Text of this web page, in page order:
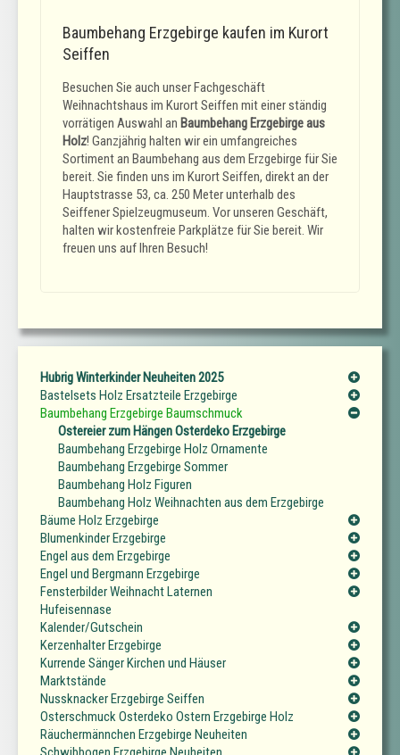
Baumbehang Erzgebirge kaufen im Kurort
Seiffen
Besuchen Sie auch unser Fachgeschäft
Weihnachtshaus im Kurort Seiffen mit einer ständig
vorrätigen Auswahl an Baumbehang Erzgebirge aus
Holz! Ganzjährig halten wir ein umfangreiches
Sortiment an Baumbehang aus dem Erzgebirge für Sie
bereit. Sie finden uns im Kurort Seiffen, direkt an der
Hauptstrasse 53, ca. 250 Meter unterhalb des
Seiffener Spielzeugmuseum. Vor unseren Geschäft,
halten wir kostenfreie Parkplätze für Sie bereit. Wir
freuen uns auf Ihren Besuch!
Hubrig Winterkinder Neuheiten 2025
Bastelsets Holz Ersatzteile Erzgebirge
Baumbehang Erzgebirge Baumschmuck
Ostereier zum Hängen Osterdeko Erzgebirge
Baumbehang Erzgebirge Holz Ornamente
Baumbehang Erzgebirge Sommer
Baumbehang Holz Figuren
Baumbehang Holz Weihnachten aus dem Erzgebirge
Bäume Holz Erzgebirge
Blumenkinder Erzgebirge
Engel aus dem Erzgebirge
Engel und Bergmann Erzgebirge
Fensterbilder Weihnacht Laternen
Hufeisennase
Kalender/Gutschein
Kerzenhalter Erzgebirge
Kurrende Sänger Kirchen und Häuser
Marktstände
Nussknacker Erzgebirge Seiffen
Osterschmuck Osterdeko Ostern Erzgebirge Holz
Räuchermännchen Erzgebirge Neuheiten